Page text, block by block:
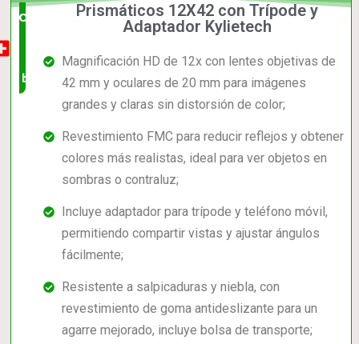
Opción
buena
Prismáticos 12X42 con Trípode y
Adaptador Kylietech
Magnificación HD de 12x con lentes objetivas de
42 mm y oculares de 20 mm para imágenes
grandes y claras sin distorsión de color;
Revestimiento FMC para reducir reflejos y obtener
colores más realistas, ideal para ver objetos en
sombras o contraluz;
Incluye adaptador para trípode y teléfono móvil,
permitiendo compartir vistas y ajustar ángulos
fácilmente;
Resistente a salpicaduras y niebla, con
revestimiento de goma antideslizante para un
agarre mejorado, incluye bolsa de transporte;